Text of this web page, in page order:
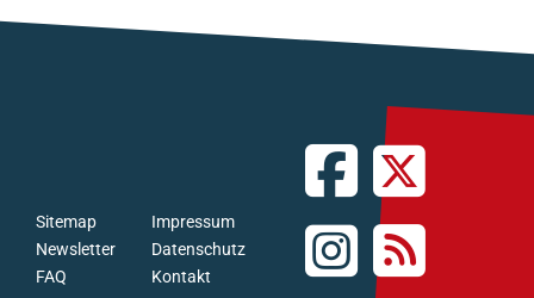
FAQ
Newsletter
Sitemap
Kontakt
Datenschutz
Impressum